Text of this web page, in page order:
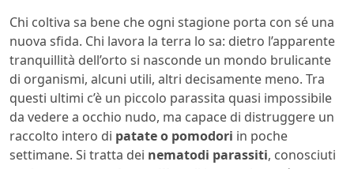
Chi coltiva sa bene che ogni stagione porta con sé una
nuova sfida. Chi lavora la terra lo sa: dietro l’apparente
tranquillità dell’orto si nasconde un mondo brulicante
di organismi, alcuni utili, altri decisamente meno. Tra
questi ultimi c’è un piccolo parassita quasi impossibile
da vedere a occhio nudo, ma capace di distruggere un
raccolto intero di patate o pomodori in poche
settimane. Si tratta dei nematodi parassiti, conosciuti